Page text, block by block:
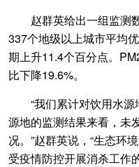
赵群英给出一组监测数
337个地级以上城市平均
期上升11.4个百分点。
比下降19.6%。
“我们累计对饮用水源
源地的监测结果来看，未
况。”赵群英说，“生态环
受疫情防控开展消杀工作